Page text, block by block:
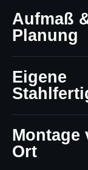
Aufmaß
Planung
Eigene
Montage
Ort